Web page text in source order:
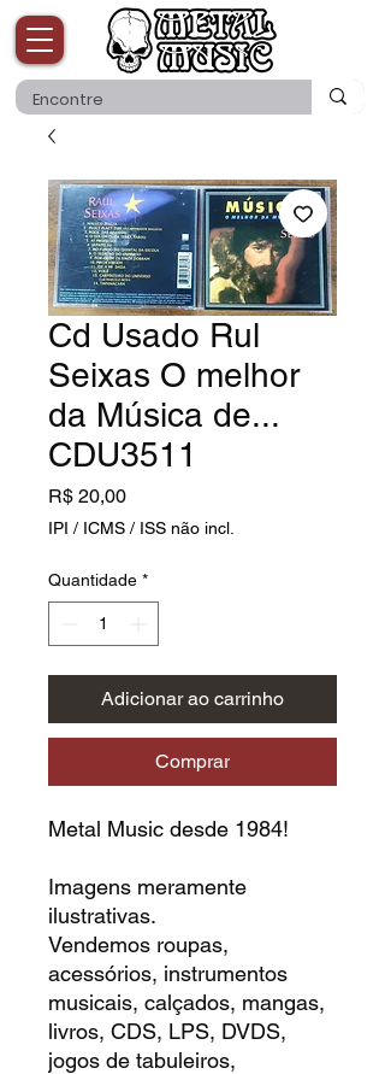
Cd Usado Rul
Seixas O melhor
da Música de...
CDU3511
R$ 20,00Preço
IPI / ICMS / ISS não incl.
Quantidade *
Adicionar ao carrinho
Comprar
Metal Music desde 1984!
Imagens meramente
ilustrativas.
Vendemos roupas,
acessórios, instrumentos
musicais, calçados, mangas,
livros, CDS, LPS, DVDS,
jogos de tabuleiros,